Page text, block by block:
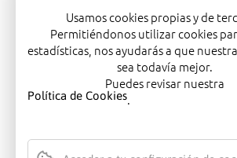
Usamos cookies propias y de
Permitiéndonos utilizar cookies
estadísticas, nos ayudarás a que
sea todavía mejor.
Puedes revisar nuestra
Política de Cookies.